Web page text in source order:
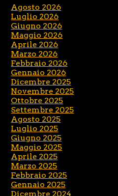
Agosto 2026
Luglio 2026
Giugno 2026
Maggio 2026
Aprile 2026
Marzo 2026
Febbraio 2026
Gennaio 2026
Dicembre 2025
Novembre 2025
Ottobre 2025
Settembre 2025
Agosto 2025
Luglio 2025
Giugno 2025
Maggio 2025
Aprile 2025
Marzo 2025
Febbraio 2025
Gennaio 2025
Dicembre 2024